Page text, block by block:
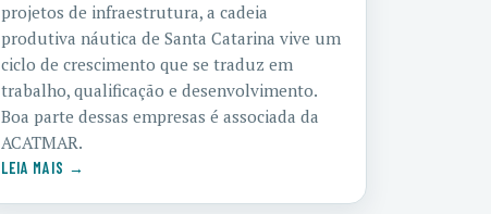
projetos de infraestrutura, a cadeia
produtiva náutica de Santa Catarina vive um
ciclo de crescimento que se traduz em
trabalho, qualificação e desenvolvimento.
Boa parte dessas empresas é associada da
ACATMAR.
LEIA MAIS →